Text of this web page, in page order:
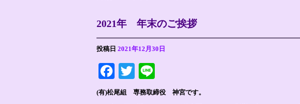
2021年 年末のご挨拶
投稿日 2021年12月30日
Facebook
Twitter
(有)松尾組 専務取締役 神宮です。